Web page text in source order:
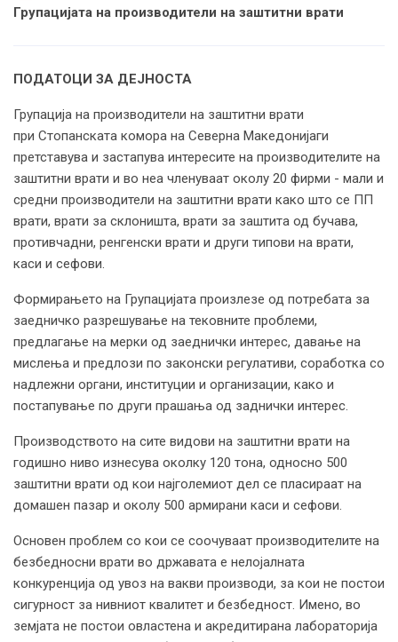
Групацијата на производители на заштитни врати
ПОДАТОЦИ ЗА ДЕЈНОСТА
Групација на производители на заштитни врати
при Стопанската комора на Северна Македонијаги
претставува и застапува интересите на производителите на
заштитни врати и во неа членуваат околу 20 фирми - мали и
средни производители на заштитни врати како што се ПП
врати, врати за склоништа, врати за заштита од бучава,
противчадни, ренгенски врати и други типови на врати,
каси и сефови.
Формирањето на Групацијата произлезе од потребата за
заедничко разрешување на тековните проблеми,
предлагање на мерки од заеднички интерес, давање на
мислења и предлози по законски регулативи, соработка со
надлежни органи, институции и организации, како и
постапување по други прашања од заднички интерес.
Производството на сите видови на заштитни врати на
годишно ниво изнесува околку 120 тона, односно 500
заштитни врати од кои најголемиот дел се пласираат на
домашен пазар и околу 500 армирани каси и сефови.
Основен проблем со кои се соочуваат производителите на
безбедносни врати во државата е нелојалната
конкуренција од увоз на вакви производи, за кои не постои
сигурност за нивниот квалитет и безбедност. Имено, во
земјата не постои овластена и акредитирана лабораторија